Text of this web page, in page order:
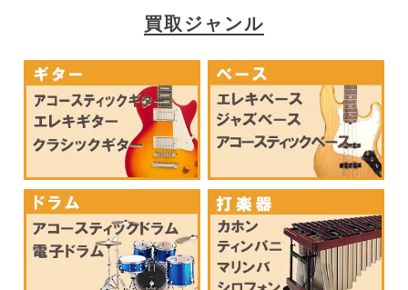
買取ジャンル